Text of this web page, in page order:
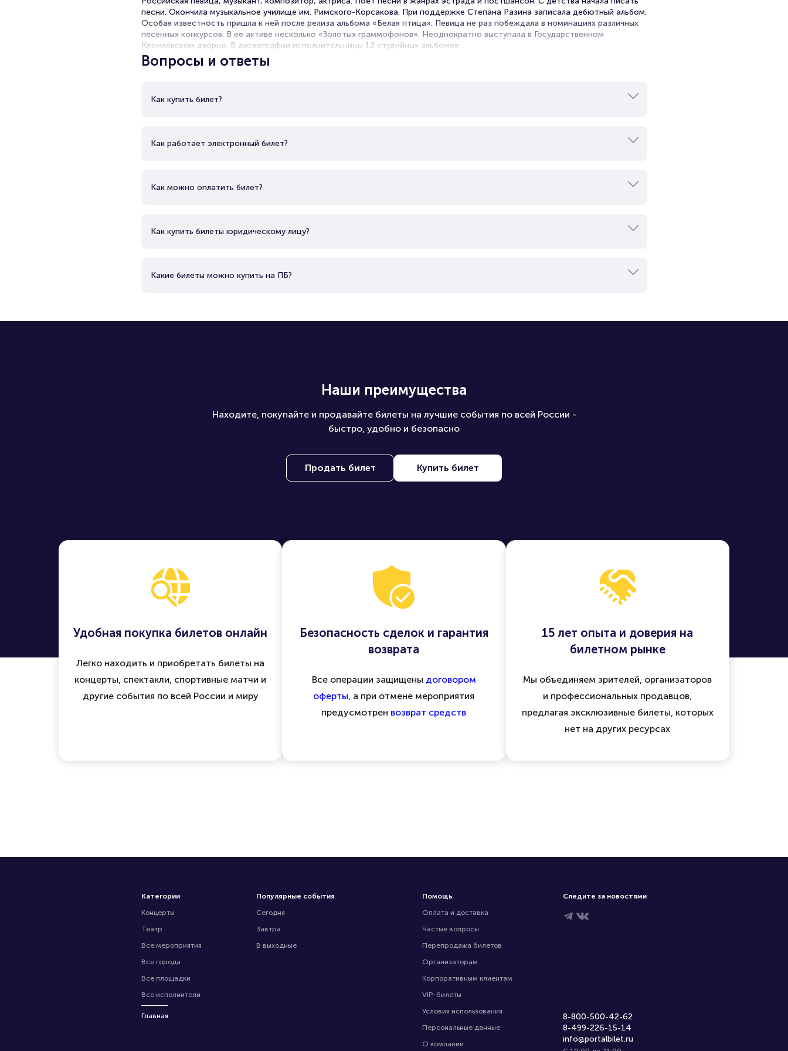
песни. Окончила музыкальное училище им. Римского-Корсакова. При поддержке Степана Разина записала дебютный альбом.
Особая известность пришла к ней после релиза альбома «Белая птица». Певица не раз побеждала в номинациях различных
песенных конкурсов. В ее активе несколько «Золотых граммофонов». Неоднократно выступала в Государственном
Кремлёвском дворце. В дискографии исполнительницы 12 студийных альбомов.
Вопросы и ответы
Как купить билет?
Как работает электронный билет?
Как можно оплатить билет?
Как купить билеты юридическому лицу?
Какие билеты можно купить на ПБ?
Наши преимущества
Находите, покупайте и продавайте билеты на лучшие события по всей России -
быстро, удобно и безопасно
Продать билет Купить билет
Удобная покупка билетов онлайн
Легко находить и приобретать билеты на
концерты, спектакли, спортивные матчи и
другие события по всей России и миру
Безопасность сделок и гарантия
возврата
Все операции защищены договором
оферты, а при отмене мероприятия
предусмотрен возврат средств
15 лет опыта и доверия на
билетном рынке
Мы объединяем зрителей, организаторов
и профессиональных продавцов,
предлагая эксклюзивные билеты, которых
нет на других ресурсах
Категории
Концерты
Театр
Все мероприятия
Все города
Все площадки
Все исполнители
Главная
Популярные события
Сегодня
Завтра
В выходные
Помощь
Оплата и доставка
Частые вопросы
Перепродажа билетов
Организаторам
Корпоративным клиентам
VIP-билеты
Условия использования
Персональные данные
О компании
Следите за новостями
8-800-500-42-62
8-499-226-15-14
info@portalbilet.ru